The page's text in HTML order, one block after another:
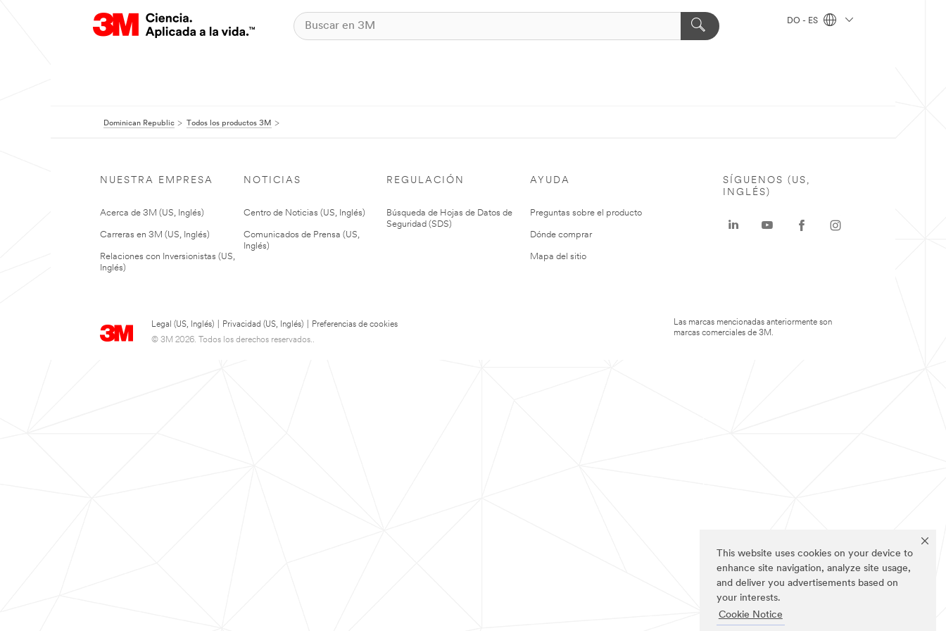
This website uses cookies on your device to
enhance site navigation, analyze site usage,
and deliver you advertisements based on
your interests.
Cookie Notice
DO - ES
Dominican Republic Todos los productos 3M
NUESTRA EMPRESA
Acerca de 3M (US, Inglés)
Carreras en 3M (US, Inglés)
Relaciones con Inversionistas (US,
Inglés)
NOTICIAS
Centro de Noticias (US, Inglés)
Comunicados de Prensa (US,
Inglés)
REGULACIÓN
Búsqueda de Hojas de Datos de
Seguridad (SDS)
AYUDA
Preguntas sobre el producto
Dónde comprar
Mapa del sitio
Legal (US, Inglés) Privacidad (US, Inglés)
Preferencias de cookies
© 3M 2026. Todos los derechos reservados..
SÍGUENOS (US,
INGLÉS)
Las marcas mencionadas anteriormente son
marcas comerciales de 3M.